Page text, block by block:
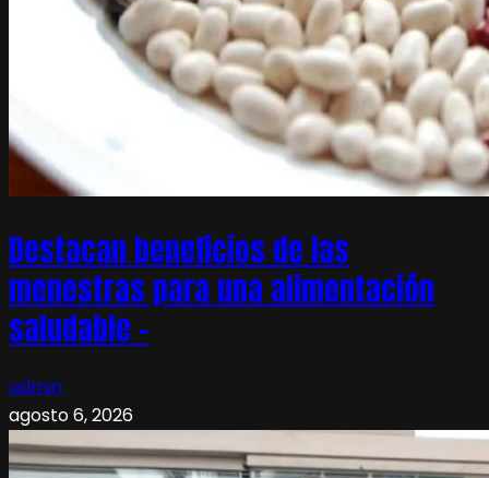
Destacan beneficios de las
menestras para una alimentación
saludable –
admin
agosto 6, 2026